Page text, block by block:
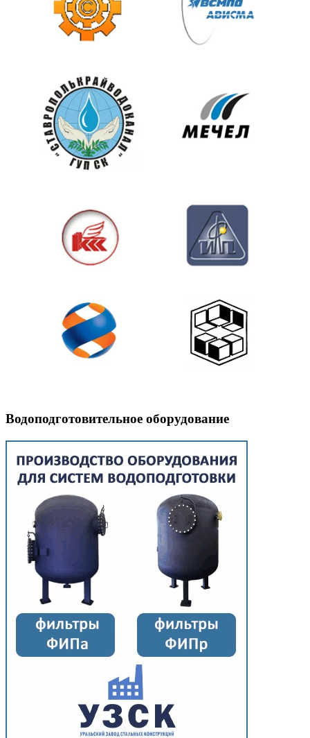
Водоподготовительное оборудование